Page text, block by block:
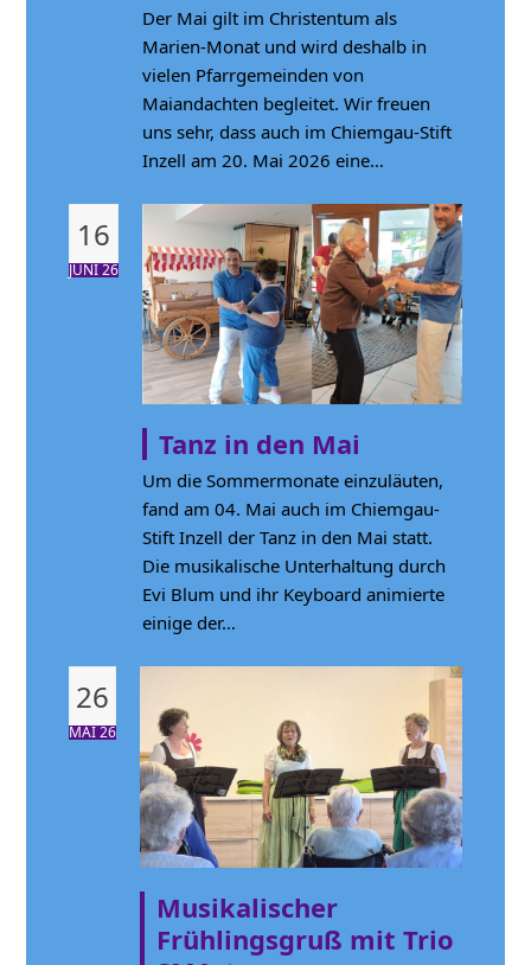
Der Mai gilt im Christentum als
Marien-Monat und wird deshalb in
vielen Pfarrgemeinden von
Maiandachten begleitet. Wir freuen
uns sehr, dass auch im Chiemgau-Stift
Inzell am 20. Mai 2026 eine…
16
JUNI 26
Tanz in den Mai
Um die Sommermonate einzuläuten,
fand am 04. Mai auch im Chiemgau-
Stift Inzell der Tanz in den Mai statt.
Die musikalische Unterhaltung durch
Evi Blum und ihr Keyboard animierte
einige der…
26
MAI 26
Musikalischer
Frühlingsgruß mit Trio